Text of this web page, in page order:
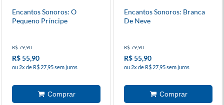
Encantos Sonoros: O
Pequeno Príncipe
R$ 79,90
R$ 55,90
ou 2x de R$ 27,95 sem juros
Encantos Sonoros: Branca
De Neve
R$ 79,90
R$ 55,90
ou 2x de R$ 27,95 sem juros